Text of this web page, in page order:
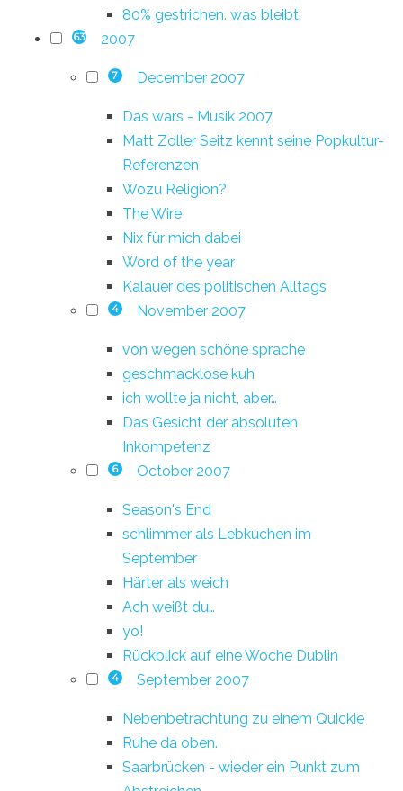
80% gestrichen. was bleibt.
63 2007
7 December 2007
Das wars - Musik 2007
Matt Zoller Seitz kennt seine Popkultur-
Referenzen
Wozu Religion?
The Wire
Nix für mich dabei
Word of the year
Kalauer des politischen Alltags
4 November 2007
von wegen schöne sprache
geschmacklose kuh
ich wollte ja nicht, aber…
Das Gesicht der absoluten
Inkompetenz
6 October 2007
Season's End
schlimmer als Lebkuchen im
September
Härter als weich
Ach weißt du…
yo!
Rückblick auf eine Woche Dublin
4 September 2007
Nebenbetrachtung zu einem Quickie
Ruhe da oben.
Saarbrücken - wieder ein Punkt zum